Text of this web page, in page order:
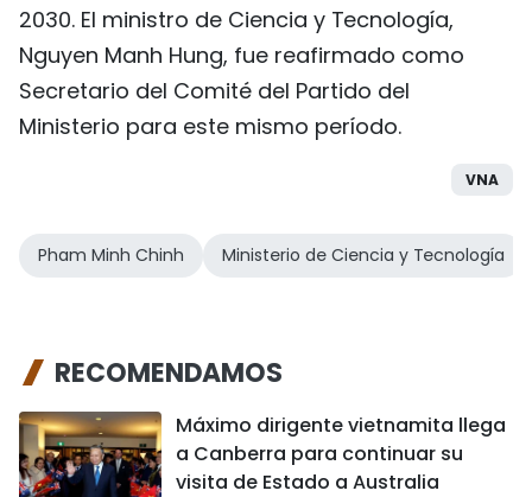
2030. El ministro de Ciencia y Tecnología,
Nguyen Manh Hung, fue reafirmado como
Secretario del Comité del Partido del
Ministerio para este mismo período.
VNA
Pham Minh Chinh Ministerio de Ciencia y Tecnología
RECOMENDAMOS
Máximo dirigente vietnamita llega
a Canberra para continuar su
visita de Estado a Australia